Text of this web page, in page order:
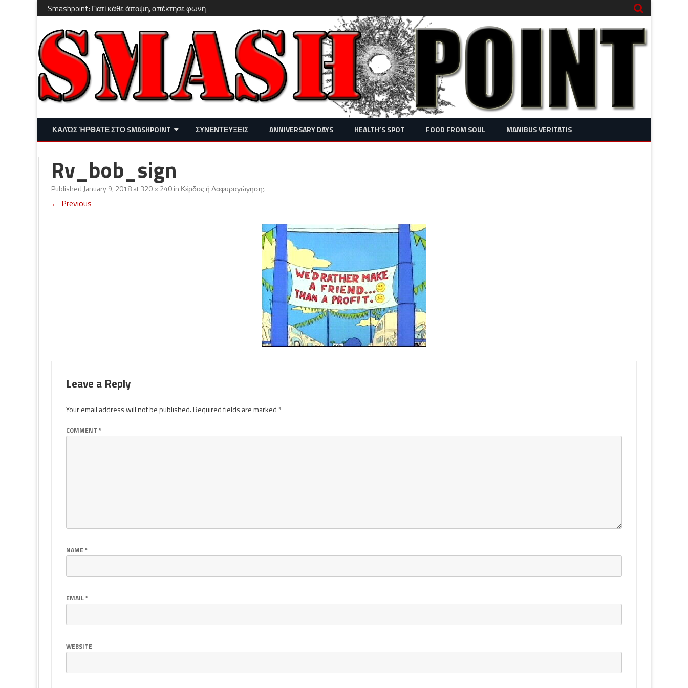
Smashpoint: Γιατί κάθε άποψη, απέκτησε φωνή
Skip
content
ΚΑΛΏΣ ΉΡΘΑΤΕ ΣΤΟ SMASHPOINT
ΔΙΑΣΚΈΔΑΣΗ – LIFESTYLE
ΣΥΝΕΝΤΕΥΞΕΙΣ ANNIVERSARY DAYS HEALTH’S SPOT FOOD FROM SOUL MANIBUS VERITATIS
Rv_bob_sign
Published January 9, 2018at320 × 240in Κέρδος ή Λαφυραγώγηση;.
← Previous
Leave a Reply
Your email address will not be published.Required fields are marked *
COMMENT *
NAME*
EMAIL*
WEBSITE